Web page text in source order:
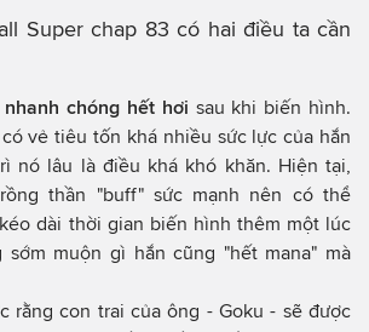
Super chap 83 có hai điều ta cần
nhanh chóng hết hơi sau khi biến hình.
vẻ tiêu tốn khá nhiều sức lực của hắn
nó lâu là điều khá khó khăn. Hiện tại,
thần "buff" sức mạnh nên có thể
dài thời gian biến hình thêm một lúc
sớm muộn gì hắn cũng "hết mana" mà
rằng con trai của ông - Goku - sẽ được